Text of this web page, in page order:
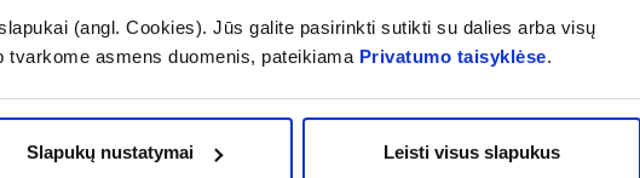
(angl. Cookies). Jūs galite pasirinkti sutikti su dalies arba visų
asmens duomenis, pateikiama Privatumo taisyklėse.
Slapukų nustatymai Leisti visus slapukus
% PAPILDOMA NUOLAIDA
Į krepšelį
%